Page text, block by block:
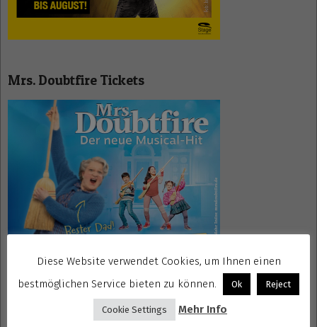
Mrs. Doubtfire Tickets
Gewinnspiele kostenlos seriös
Diese Website verwendet Cookies, um Ihnen einen
bestmöglichen Service bieten zu können.
Ok Reject
Cookie Settings Mehr Info